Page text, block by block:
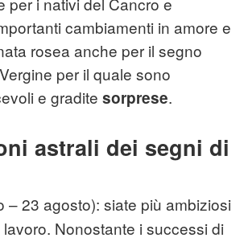
cambiamenti in amore e
rosea anche per il segno
per il quale sono
e gradite sorprese.
astrali dei segni di
– 23 agosto): siate più ambiziosi
Nonostante i successi di